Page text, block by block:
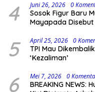
4 Juni 26, 2026 0
Sosok Figur Baru
Mayapada
5 April 25, 2026 0
TPI Mau
‘Kezaliman’
6 Mei 7, 2026 0
BREAKING NEWS: